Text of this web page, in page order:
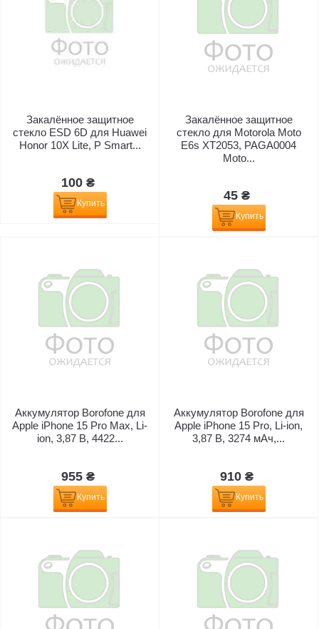
Закалённое защитное
стекло ESD 6D для Huawei
Honor 10X Lite, P Smart...
100 ₴
Купить
Закалённое защитное
стекло для Motorola Moto
E6s XT2053, PAGA0004
Moto...
45 ₴
Купить
Аккумулятор Borofone для
Apple iPhone 15 Pro Max, Li-
ion, 3,87 B, 4422...
955 ₴
Купить
Аккумулятор Borofone для
Apple iPhone 15 Pro, Li-ion,
3,87 B, 3274 мАч,...
910 ₴
Купить